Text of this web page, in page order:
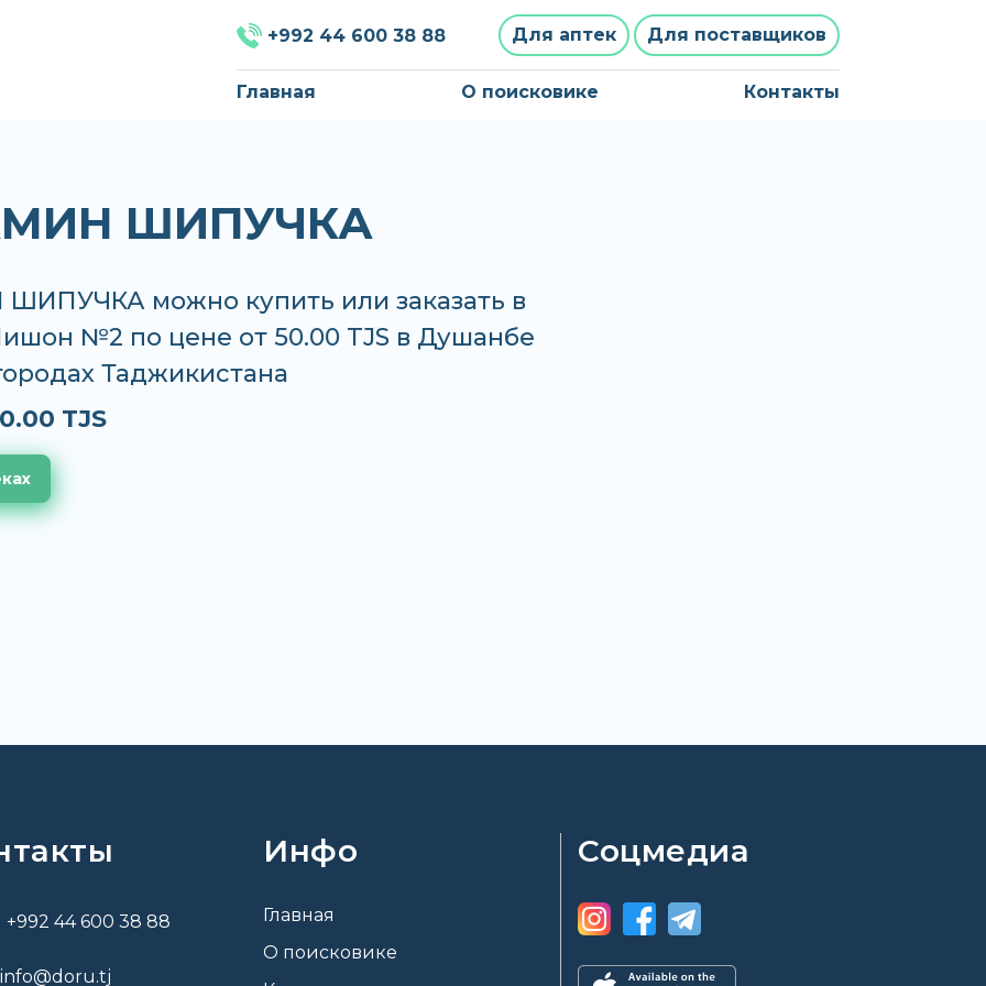
+992 44 600 38 88 Для аптек Для поставщиков
Главная О поисковике Контакты
ШИПУЧКА
можно купить или заказать в
№2 по цене от 50.00 TJS в Душанбе
Таджикистана
TJS
+992 44 600 38 88
info@doru.tj
Инфо
Главная
О поисковике
Соцмедиа